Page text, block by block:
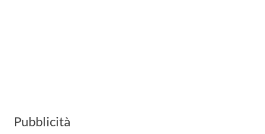
Pubblicità